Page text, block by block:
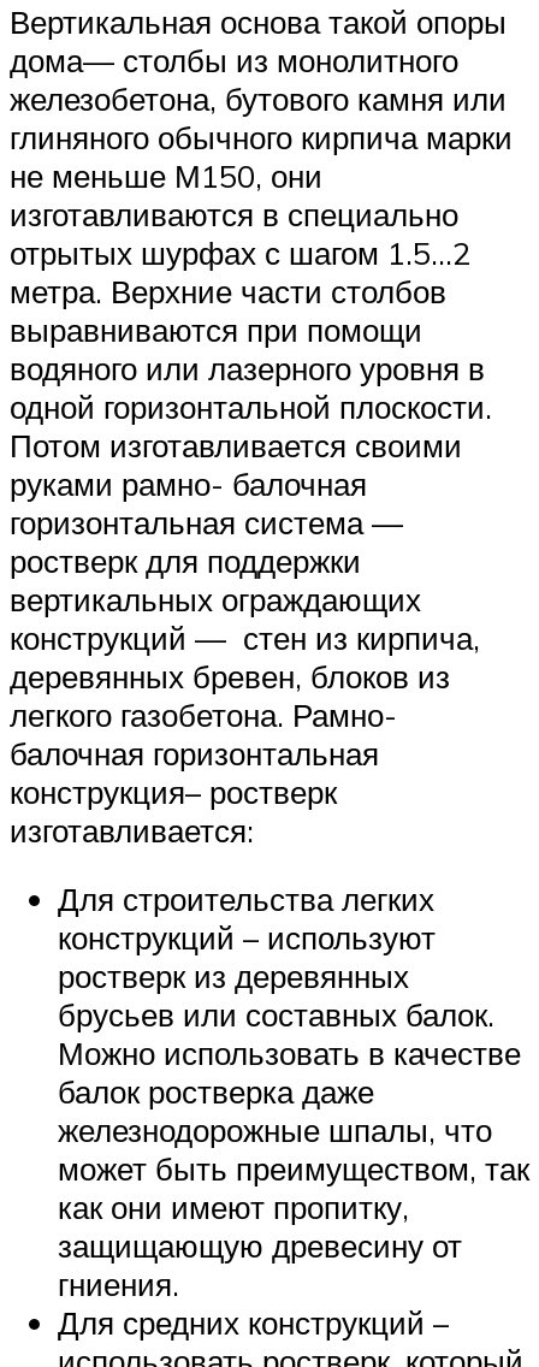
Вертикальная основа такой опоры
дома— столбы из монолитного
железобетона, бутового камня или
глиняного обычного кирпича марки
не меньше М150, они
изготавливаются в специально
отрытых шурфах с шагом 1.5…2
метра. Верхние части столбов
выравниваются при помощи
водяного или лазерного уровня в
одной горизонтальной плоскости.
Потом изготавливается своими
руками рамно- балочная
горизонтальная система —
ростверк для поддержки
вертикальных ограждающих
конструкций — стен из кирпича,
деревянных бревен, блоков из
легкого газобетона. Рамно-
балочная горизонтальная
конструкция– ростверк
изготавливается:
Для строительства легких
конструкций – используют
ростверк из деревянных
брусьев или составных балок.
Можно использовать в качестве
балок ростверка даже
железнодорожные шпалы, что
может быть преимуществом, так
как они имеют пропитку,
защищающую древесину от
гниения.
Для средних конструкций –